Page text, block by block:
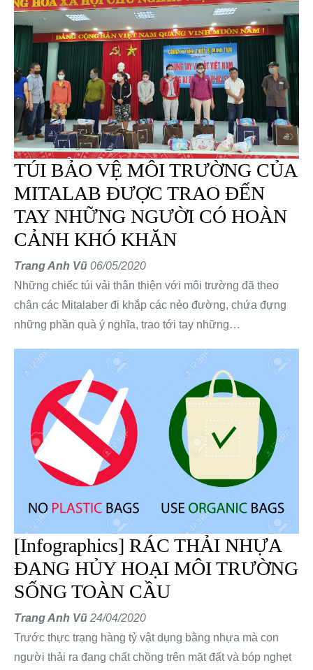
TÚI BẢO VỆ MÔI TRƯỜNG CỦA
MITALAB ĐƯỢC TRAO ĐẾN
TAY NHỮNG NGƯỜI CÓ HOÀN
CẢNH KHÓ KHĂN
Trang Anh Vũ 06/05/2020
Những chiếc túi vải thân thiện với môi trường đã theo
chân các Mitalaber đi khắp các nẻo đường, chứa đựng
những phần quà ý nghĩa, trao tới tay những…
[Infographics] RÁC THẢI NHỰA
ĐANG HỦY HOẠI MÔI TRƯỜNG
SỐNG TOÀN CẦU
Trang Anh Vũ 24/04/2020
Trước thực trạng hàng tỷ vật dụng bằng nhựa mà con
người thải ra đang chất chồng trên mặt đất và bóp nghẹt